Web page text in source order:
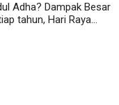
Adha? Dampak Besar
tahun, Hari Raya...